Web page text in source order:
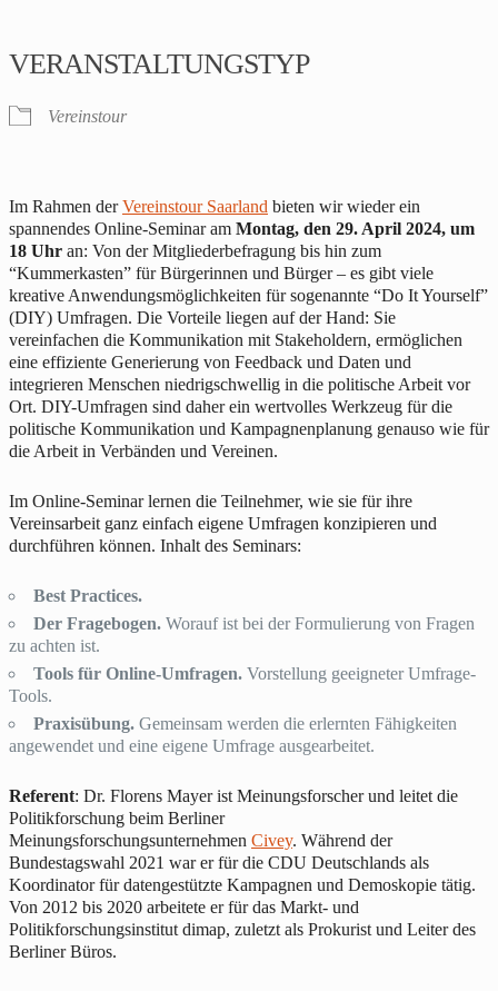
VERANSTALTUNGSTYP
Vereinstour
Im Rahmen derVereinstour Saarland bieten wir wieder ein
spannendes Online-Seminar am Montag, den 29. April 2024, um
18 Uhr an: Von der Mitgliederbefragung bis hin zum
“Kummerkasten” für Bürgerinnen und Bürger – es gibt viele
kreative Anwendungsmöglichkeiten für sogenannte “Do It Yourself”
(DIY) Umfragen. Die Vorteile liegen auf der Hand: Sie
vereinfachen die Kommunikation mit Stakeholdern, ermöglichen
eine effiziente Generierung von Feedback und Daten und
integrieren Menschen niedrigschwellig in die politische Arbeit vor
Ort. DIY-Umfragen sind daher ein wertvolles Werkzeug für die
politische Kommunikation und Kampagnenplanung genauso wie für
die Arbeit in Verbänden und Vereinen.
Im Online-Seminar lernen die Teilnehmer, wie sie für ihre
Vereinsarbeit ganz einfach eigene Umfragen konzipieren und
durchführen können. Inhalt des Seminars:
Best Practices.
Der Fragebogen. Worauf ist bei der Formulierung von Fragen
zu achten ist.
Tools für Online-Umfragen. Vorstellung geeigneter Umfrage-
Tools.
Praxisübung. Gemeinsam werden die erlernten Fähigkeiten
angewendet und eine eigene Umfrage ausgearbeitet.
Referent: Dr. Florens Mayer ist Meinungsforscher und leitet die
Politikforschung beim Berliner
Meinungsforschungsunternehmen Civey. Während der
Bundestagswahl 2021 war er für die CDU Deutschlands als
Koordinator für datengestützte Kampagnen und Demoskopie tätig.
Von 2012 bis 2020 arbeitete er für das Markt- und
Politikforschungsinstitut dimap, zuletzt als Prokurist und Leiter des
Berliner Büros.